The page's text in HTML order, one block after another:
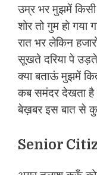
उम्र भर मुझमें किसी
शोर तो गुम हो गया
रात भर लेकिन
सूखते दरिया पे
क्या बताऊं मुझमें
कब समंदर देखता
बेख़बर इस बात से कुछ
Senior